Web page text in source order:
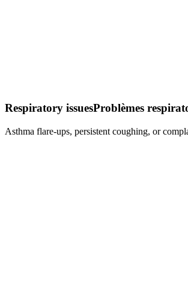
Respiratory issuesProblèmes
Asthma flare-ups, persistent coughing, or